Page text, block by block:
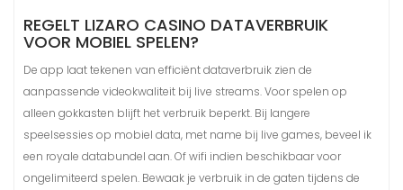
REGELT LIZARO CASINO DATAVERBRUIK
VOOR MOBIEL SPELEN?
De app laat tekenen van efficiënt dataverbruik zien de
aanpassende videokwaliteit bij live streams. Voor spelen op
alleen gokkasten blijft het verbruik beperkt. Bij langere
speelsessies op mobiel data, met name bij live games, beveel ik
een royale databundel aan. Of wifi indien beschikbaar voor
ongelimiteerd spelen. Bewaak je verbruik in de gaten tijdens de